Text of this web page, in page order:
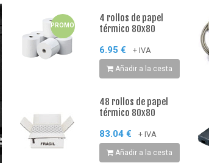
PROMO
4 rollos de papel
térmico 80x80
6.95 € + IVA
Añadir a la cesta
48 rollos de papel
térmico 80x80
83.04 € + IVA
Añadir a la cesta